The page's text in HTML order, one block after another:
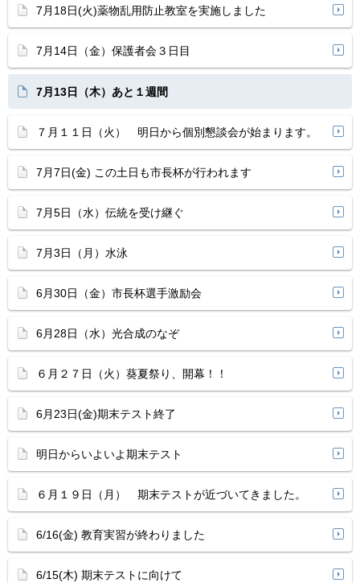
7月18日(火)薬物乱用防止教室を実施しました
7月14日（金）保護者会３日目
7月13日（木）あと１週間
７月１１日（火） 明日から個別懇談会が始まります。
7月7日(金) この土日も市長杯が行われます
7月5日（水）伝統を受け継ぐ
7月3日（月）水泳
6月30日（金）市長杯選手激励会
6月28日（水）光合成のなぞ
６月２７日（火）葵夏祭り、開幕！！
6月23日(金)期末テスト終了
明日からいよいよ期末テスト
６月１９日（月） 期末テストが近づいてきました。
6/16(金) 教育実習が終わりました
6/15(木) 期末テストに向けて